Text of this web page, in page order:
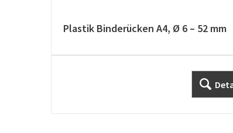
Plastik Binderücken A4, Ø 6 – 52 mm